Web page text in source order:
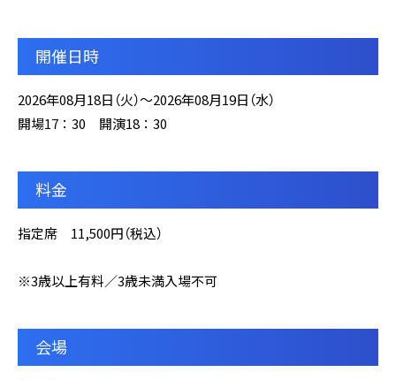
開催日時
2026年08月18日（火）～2026年08月19日（水）
開場17：30 開演18：30
料金
指定席 11,500円（税込）
※3歳以上有料／3歳未満⼊場不可
会場